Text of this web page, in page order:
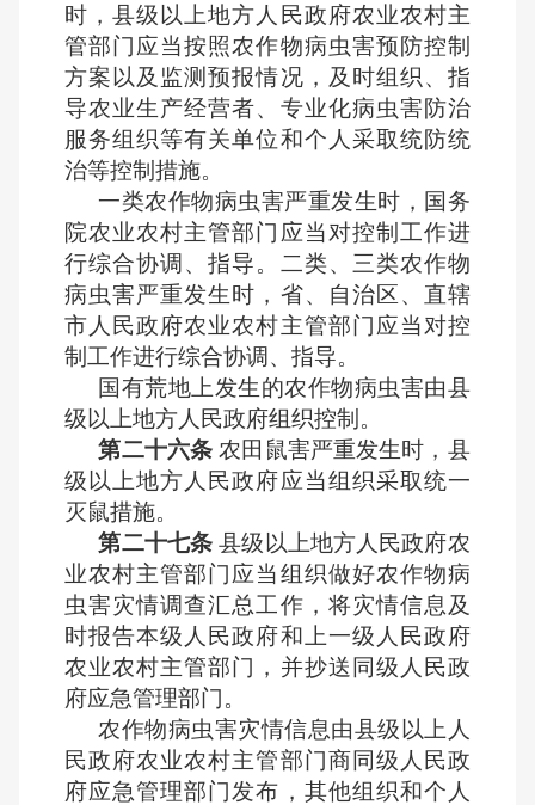
时，县级以上地方人民政府农业农村主
管部门应当按照农作物病虫害预防控制
方案以及监测预报情况，及时组织、指
导农业生产经营者、专业化病虫害防治
服务组织等有关单位和个人采取统防统
治等控制措施。
一类农作物病虫害严重发生时，国务
院农业农村主管部门应当对控制工作进
行综合协调、指导。二类、三类农作物
病虫害严重发生时，省、自治区、直辖
市人民政府农业农村主管部门应当对控
制工作进行综合协调、指导。
国有荒地上发生的农作物病虫害由县
级以上地方人民政府组织控制。
第二十六条 农田鼠害严重发生时，县
级以上地方人民政府应当组织采取统一
灭鼠措施。
第二十七条 县级以上地方人民政府农
业农村主管部门应当组织做好农作物病
虫害灾情调查汇总工作，将灾情信息及
时报告本级人民政府和上一级人民政府
农业农村主管部门，并抄送同级人民政
府应急管理部门。
农作物病虫害灾情信息由县级以上人
民政府农业农村主管部门商同级人民政
府应急管理部门发布，其他组织和个人